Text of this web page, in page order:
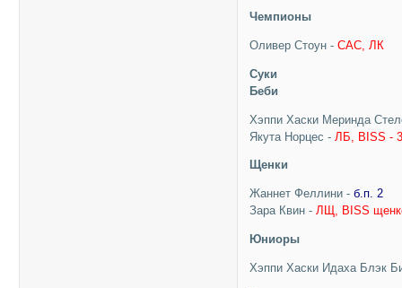
Чемпионы
Оливер Стоун -CAC, ЛК
Суки
Беби
Хэппи Хаски Меринда
Якута Норцес - ЛБ, BISS -
Щенки
Жаннет Феллини -б.п. 2
Зара Квин -ЛЩ, BISS
Юниоры
Хэппи Хаски Идаха Блэк